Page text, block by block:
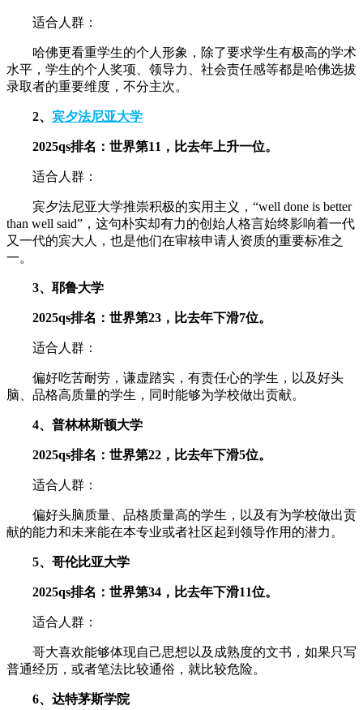
适合人群：
哈佛更看重学生的个人形象，除了要求学生有极高的学术
水平，学生的个人奖项、领导力、社会责任感等都是哈佛选拔
录取者的重要维度，不分主次。
2、 宾夕法尼亚大学
2025qs排名：世界第11，比去年上升一位。
适合人群：
宾夕法尼亚大学推崇积极的实用主义，“well done is better
than well said”，这句朴实却有力的创始人格言始终影响着一代
又一代的宾大人，也是他们在审核申请人资质的重要标准之
一。
3、耶鲁大学
2025qs排名：世界第23，比去年下滑7位。
适合人群：
偏好吃苦耐劳，谦虚踏实，有责任心的学生，以及好头
脑、品格高质量的学生，同时能够为学校做出贡献。
4、普林林斯顿大学
2025qs排名：世界第22，比去年下滑5位。
适合人群：
偏好头脑质量、品格质量高的学生，以及有为学校做出贡
献的能力和未来能在本专业或者社区起到领导作用的潜力。
5、哥伦比亚大学
2025qs排名：世界第34，比去年下滑11位。
适合人群：
哥大喜欢能够体现自己思想以及成熟度的文书，如果只写
普通经历，或者笔法比较通俗，就比较危险。
6、达特茅斯学院